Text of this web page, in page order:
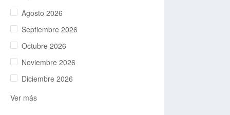
Agosto 2026
Septiembre 2026
Octubre 2026
Noviembre 2026
Diciembre 2026
Ver más